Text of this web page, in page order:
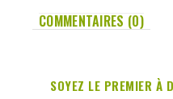
COMMENTAIRES (0)
SOYEZ LE PREMIER À